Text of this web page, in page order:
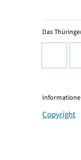
Das
Copyright